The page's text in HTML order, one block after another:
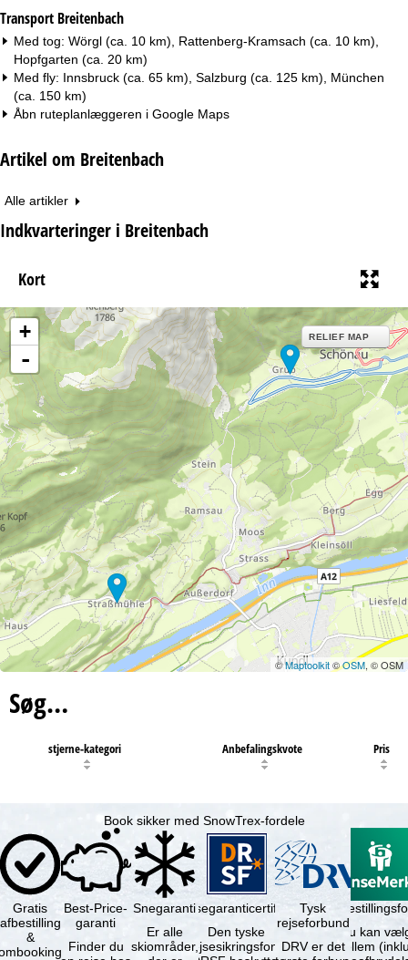
Transport Breitenbach
Med tog: Wörgl (ca. 10 km), Rattenberg-Kramsach (ca. 10 km),
Hopfgarten (ca. 20 km)
Med fly: Innsbruck (ca. 65 km), Salzburg (ca. 125 km), München
(ca. 150 km)
Åbn ruteplanlæggeren i Google Maps
Artikel om Breitenbach
Alle artikler
Indkvarteringer i Breitenbach
Kort
+
-
RELIEF MAP
©Maptoolkit©OSM, © OSM
Søg…
stjerne-kategori Anbefalingskvote Pris
Book sikker med SnowTrex-fordele
Gratis
afbestilling
&
Best-Price-
garanti
Finder du
Snegaranti
Er alle
skiområder,
Rejsegaranticertifikat
Den tyske
rejsesikringsfond
Tysk
rejseforbund
DRV er det
Du kan
mellem (inklusiv